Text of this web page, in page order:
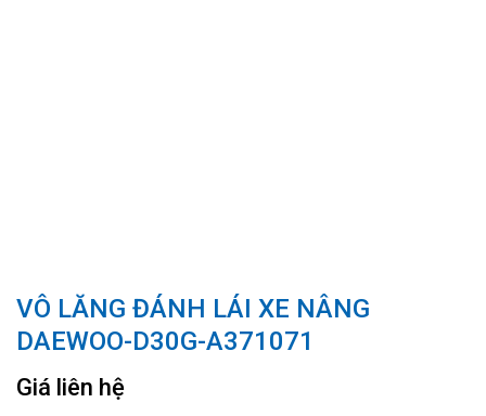
VÔ LĂNG ĐÁNH LÁI XE NÂNG
DAEWOO-D30G-A371071
Giá liên hệ